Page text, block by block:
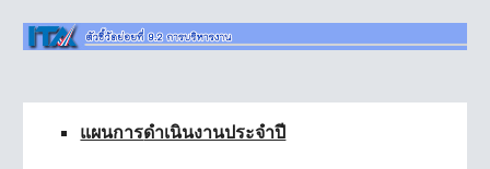
แผนการดำเนินงานประจำปี